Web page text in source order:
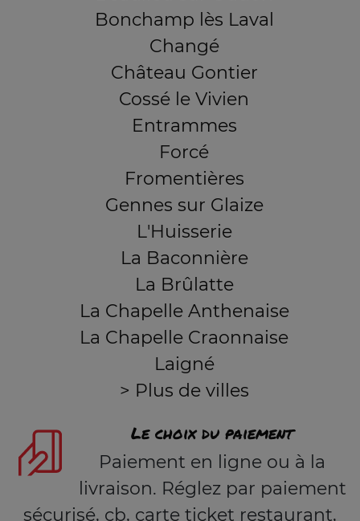
Bonchamp lès Laval
Changé
Château Gontier
Cossé le Vivien
Entrammes
Forcé
Fromentières
Gennes sur Glaize
L'Huisserie
La Baconnière
La Brûlatte
La Chapelle Anthenaise
La Chapelle Craonnaise
Laigné
> Plus de villes
Le choix du paiement
Paiement en ligne ou à la
livraison. Réglez par paiement
sécurisé, cb, carte ticket restaurant,